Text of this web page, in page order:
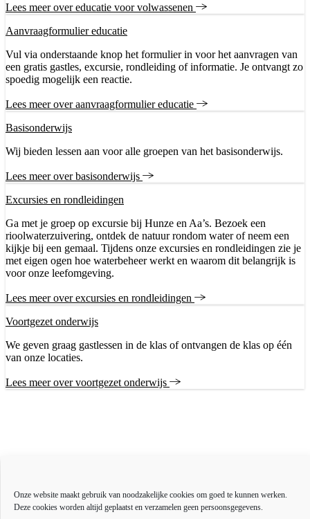
Onze website maakt gebruik van noodzakelijke cookies om goed te kunnen werken.
Deze cookies worden altijd geplaatst en verzamelen geen persoonsgegevens.
Lees meer over educatie voor volwassenen
Aanvraagformulier educatie
Vul via onderstaande knop het formulier in voor het aanvragen van
een gratis gastles, excursie, rondleiding of informatie. Je ontvangt zo
spoedig mogelijk een reactie.
Lees meer over aanvraagformulier educatie
Basisonderwijs
Wij bieden lessen aan voor alle groepen van het basisonderwijs.
Lees meer over basisonderwijs
Excursies en rondleidingen
Ga met je groep op excursie bij Hunze en Aa’s. Bezoek een
rioolwaterzuivering, ontdek de natuur rondom water of neem een
kijkje bij een gemaal. Tijdens onze excursies en rondleidingen zie je
met eigen ogen hoe waterbeheer werkt en waarom dit belangrijk is
voor onze leefomgeving.
Lees meer over excursies en rondleidingen
Voortgezet onderwijs
We geven graag gastlessen in de klas of ontvangen de klas op één
van onze locaties.
Lees meer over voortgezet onderwijs
Over ons
Bestuur en organisatie